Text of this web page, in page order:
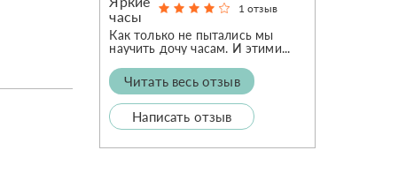
1 отзыв
Как только не пытались мы
научить дочу часам. И этими...
Читать весь отзыв
Написать отзыв